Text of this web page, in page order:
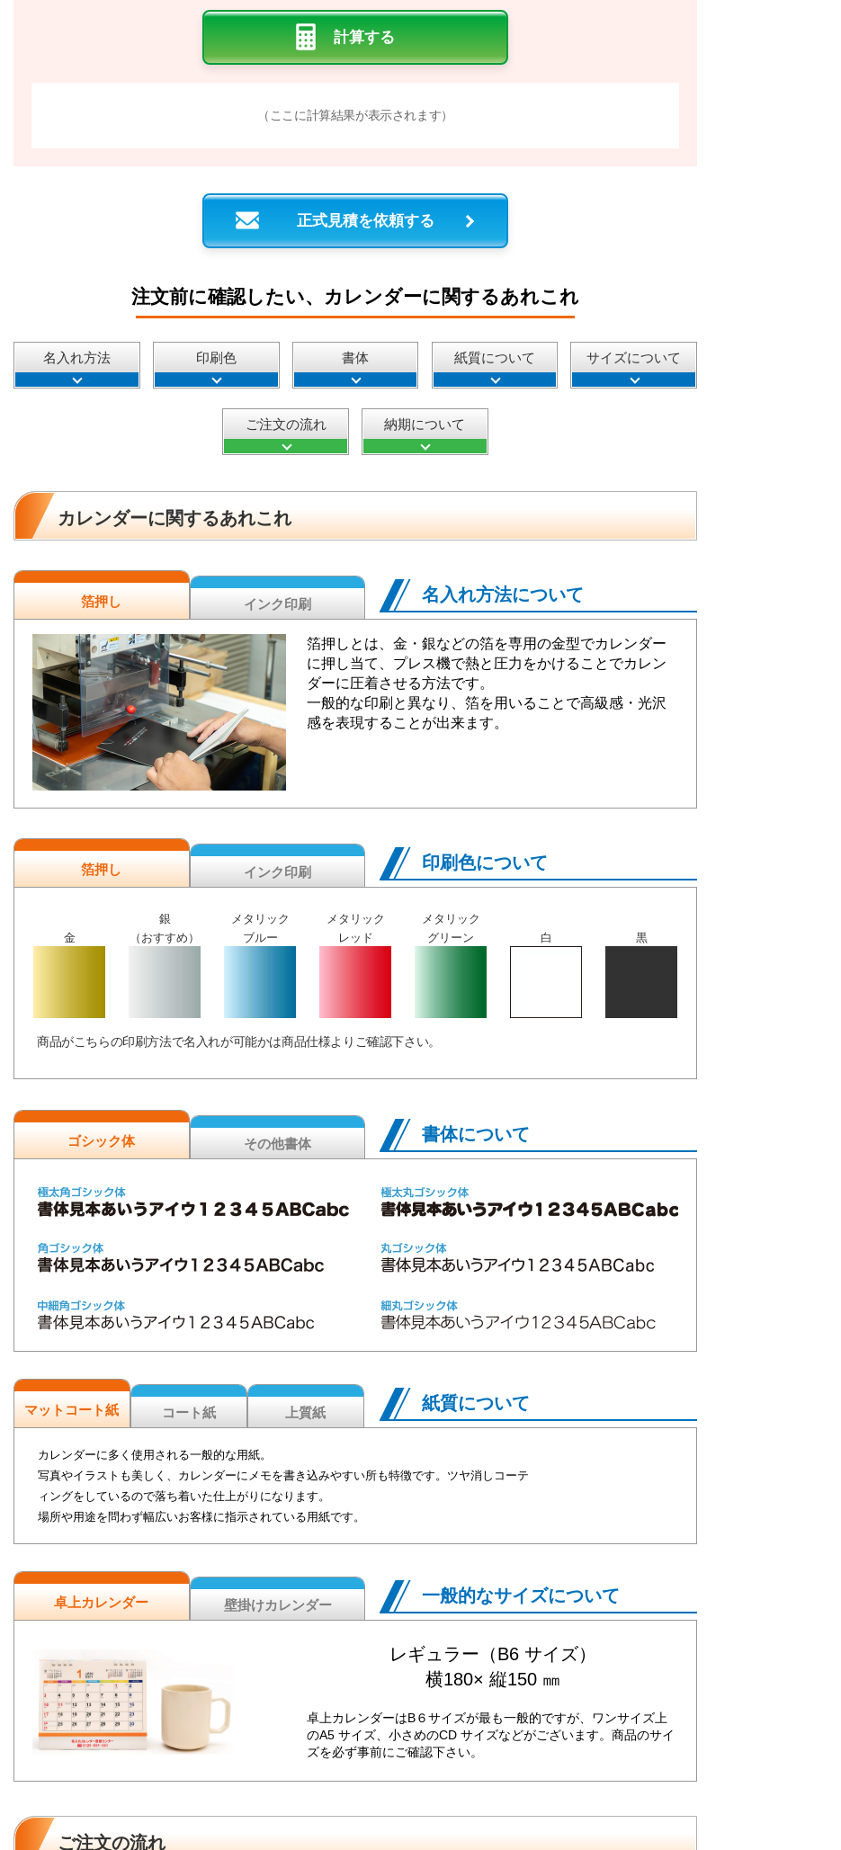
（ここに計算結果が表示されます）
正式見積を依頼する
注文前に確認したい、カレンダーに関するあれこれ
名入れ方法 印刷色 書体 紙質について サイズについて
ご注文の流れ 納期について
カレンダーに関するあれこれ
名入れ方法について
箔押し インク印刷
箔押しとは、金・銀などの箔を専用の金型でカレンダー
に押し当て、プレス機で熱と圧力をかけることでカレン
ダーに圧着させる方法です。
一般的な印刷と異なり、箔を用いることで高級感・光沢
感を表現することが出来ます。
印刷色について
箔押し インク印刷
金
銀
（おすすめ）
メタリック
ブルー
メタリック
レッド
メタリック
グリーン
白 黒
商品がこちらの印刷方法で名入れが可能かは商品仕様よりご確認下さい。
書体について
ゴシック体 その他書体
紙質について
マットコート紙 コート紙 上質紙
カレンダーに多く使用される一般的な用紙。
写真やイラストも美しく、カレンダーにメモを書き込みやすい所も特徴です。ツヤ消しコーテ
ィングをしているので落ち着いた仕上がりになります。
場所や用途を問わず幅広いお客様に指示されている用紙です。
一般的なサイズについて
卓上カレンダー 壁掛けカレンダー
レギュラー（B6 サイズ）
横180× 縦150 ㎜
卓上カレンダーはB６サイズが最も一般的ですが、ワンサイズ上
のA5 サイズ、小さめのCD サイズなどがございます。商品のサイ
ズを必ず事前にご確認下さい。
ご注文の流れ